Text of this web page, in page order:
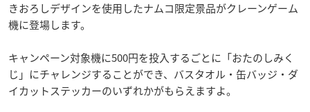
きおろしデザインを使用したナムコ限定景品がクレーンゲーム
機に登場します。
キャンペーン対象機に500円を投入するごとに「おたのしみく
じ」にチャレンジすることができ、バスタオル・缶バッジ・ダ
イカットステッカーのいずれかがもらえますよ。